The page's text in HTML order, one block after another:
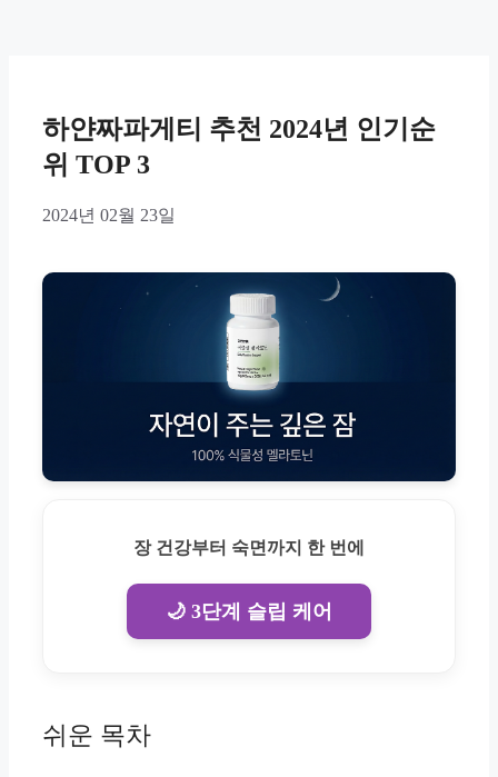
하얀짜파게티 추천 2024년 인기순
위 TOP 3
2024년 02월 23일
장 건강부터 숙면까지 한 번에
🌙 3단계 슬립 케어
쉬운 목차